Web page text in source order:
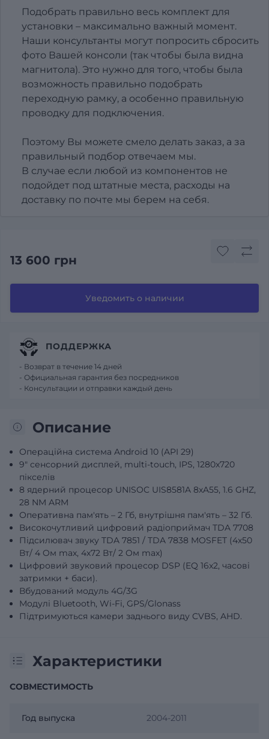
Подобрать правильно весь комплект для
установки – максимально важный момент.
Наши консультанты могут попросить сбросить
фото Вашей консоли (так чтобы была видна
магнитола). Это нужно для того, чтобы была
возможность правильно подобрать
переходную рамку, а особенно правильную
проводку для подключения.
Поэтому Вы можете смело делать заказ, а за
правильный подбор отвечаем мы.
В случае если любой из компонентов не
подойдет под штатные места, расходы на
доставку по почте мы берем на себя.
13 600 грн
Уведомить о наличии
Описание
Операційна система Android 10 (API 29)
9" сенсорний дисплей, multi-touch, IPS, 1280x720
пікселів
8 ядерний процесор UNISOC UIS8581A 8хA55, 1.6 GHZ,
28 NM ARM
Оперативна пам'ять – 2 Гб, внутрішня пам'ять – 32 Гб.
Високочутливий цифровий радіоприймач TDA 7708
Підсилювач звуку TDA 7851 / TDA 7838 MOSFET (4х50
Вт/ 4 Oм max, 4х72 Вт/ 2 Oм max)
Цифровий звуковий процесор DSP (EQ 16x2, часові
затримки + баси).
Вбудований модуль 4G/3G
Модулі Bluetooth, Wi-Fi, GPS/Glonass
Підтримуються камери заднього виду CVBS, AHD.
Характеристики
СОВМЕСТИМОСТЬ
Год выпуска 2004-2011
ПОДДЕРЖКА
- Возврат в течение 14 дней
- Официальная гарантия без посредников
- Консультации и отправки каждый день